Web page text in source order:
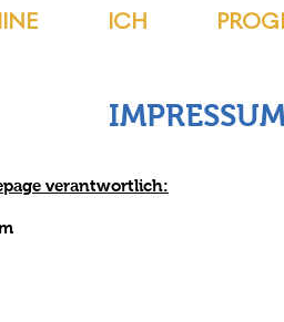
ICH
verantwortlich: